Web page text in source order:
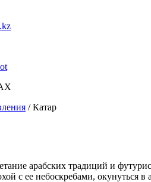
/Катар
арабских традиций и
с ее небоскребами, окунуться